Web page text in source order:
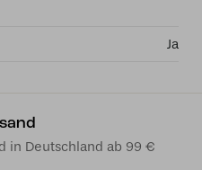
Ja
in Deutschland ab 99 €